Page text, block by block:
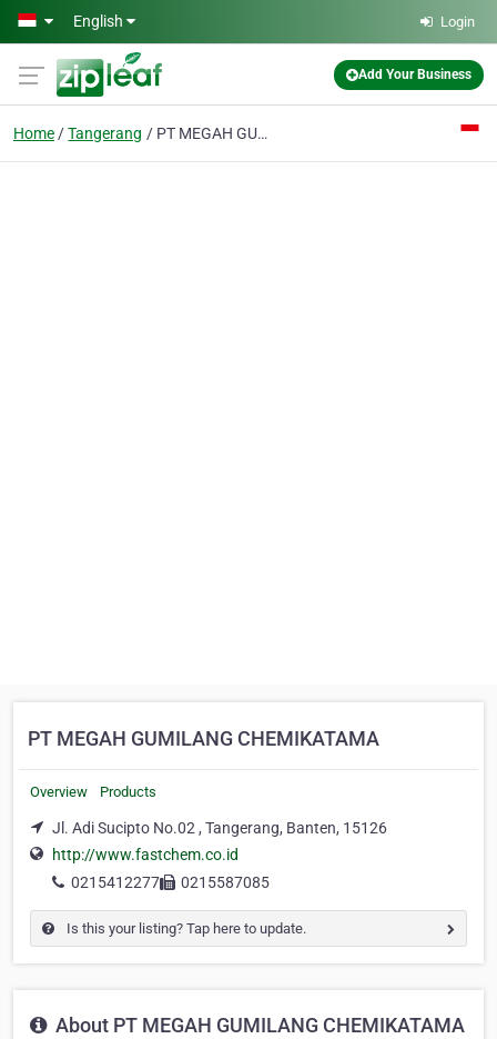
Skip to main content
English Login
Add Your Business
Home Tangerang PT MEGAH GUMILANG CHEMIKATAMA
PT MEGAH GUMILANG CHEMIKATAMA
Overview Products
Jl. Adi Sucipto No.02 , Tangerang, Banten, 15126
http://www.fastchem.co.id
0215412277
0215587085
Is this your listing? Tap here to update.
About PT MEGAH GUMILANG CHEMIKATAMA